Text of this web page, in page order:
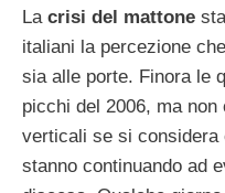
La crisi del mattone
italiani la percezione
sia alle porte. Finora le
picchi del 2006, ma
verticali se si considera
stanno continuando ad